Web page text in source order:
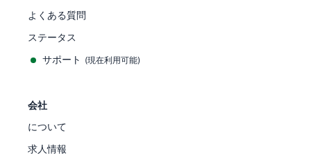
よくある質問
ステータス
サポート (現在利用可能)
会社
について
求人情報